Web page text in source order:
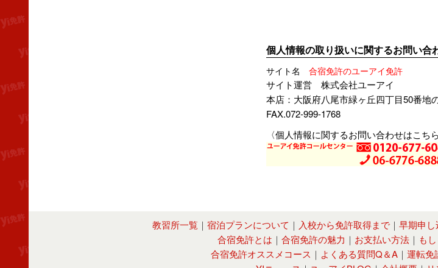
個人情報の取り扱いに関するお問い合
サイト名 合宿免許のユーアイ免許
サイト運営 株式会社ユーアイ
本店：大阪府八尾市緑ヶ丘四丁目50番
FAX.072-999-1768
〈個人情報に関するお問い合わせはこち
教習所一覧 ｜ 宿泊プランについて ｜ 入校から免許取得まで ｜ 早期申
合宿免許とは ｜ 合宿免許の魅力 ｜ お支払い方法 ｜ も
合宿免許オススメコース ｜ よくある質問Q＆A ｜ 運転免